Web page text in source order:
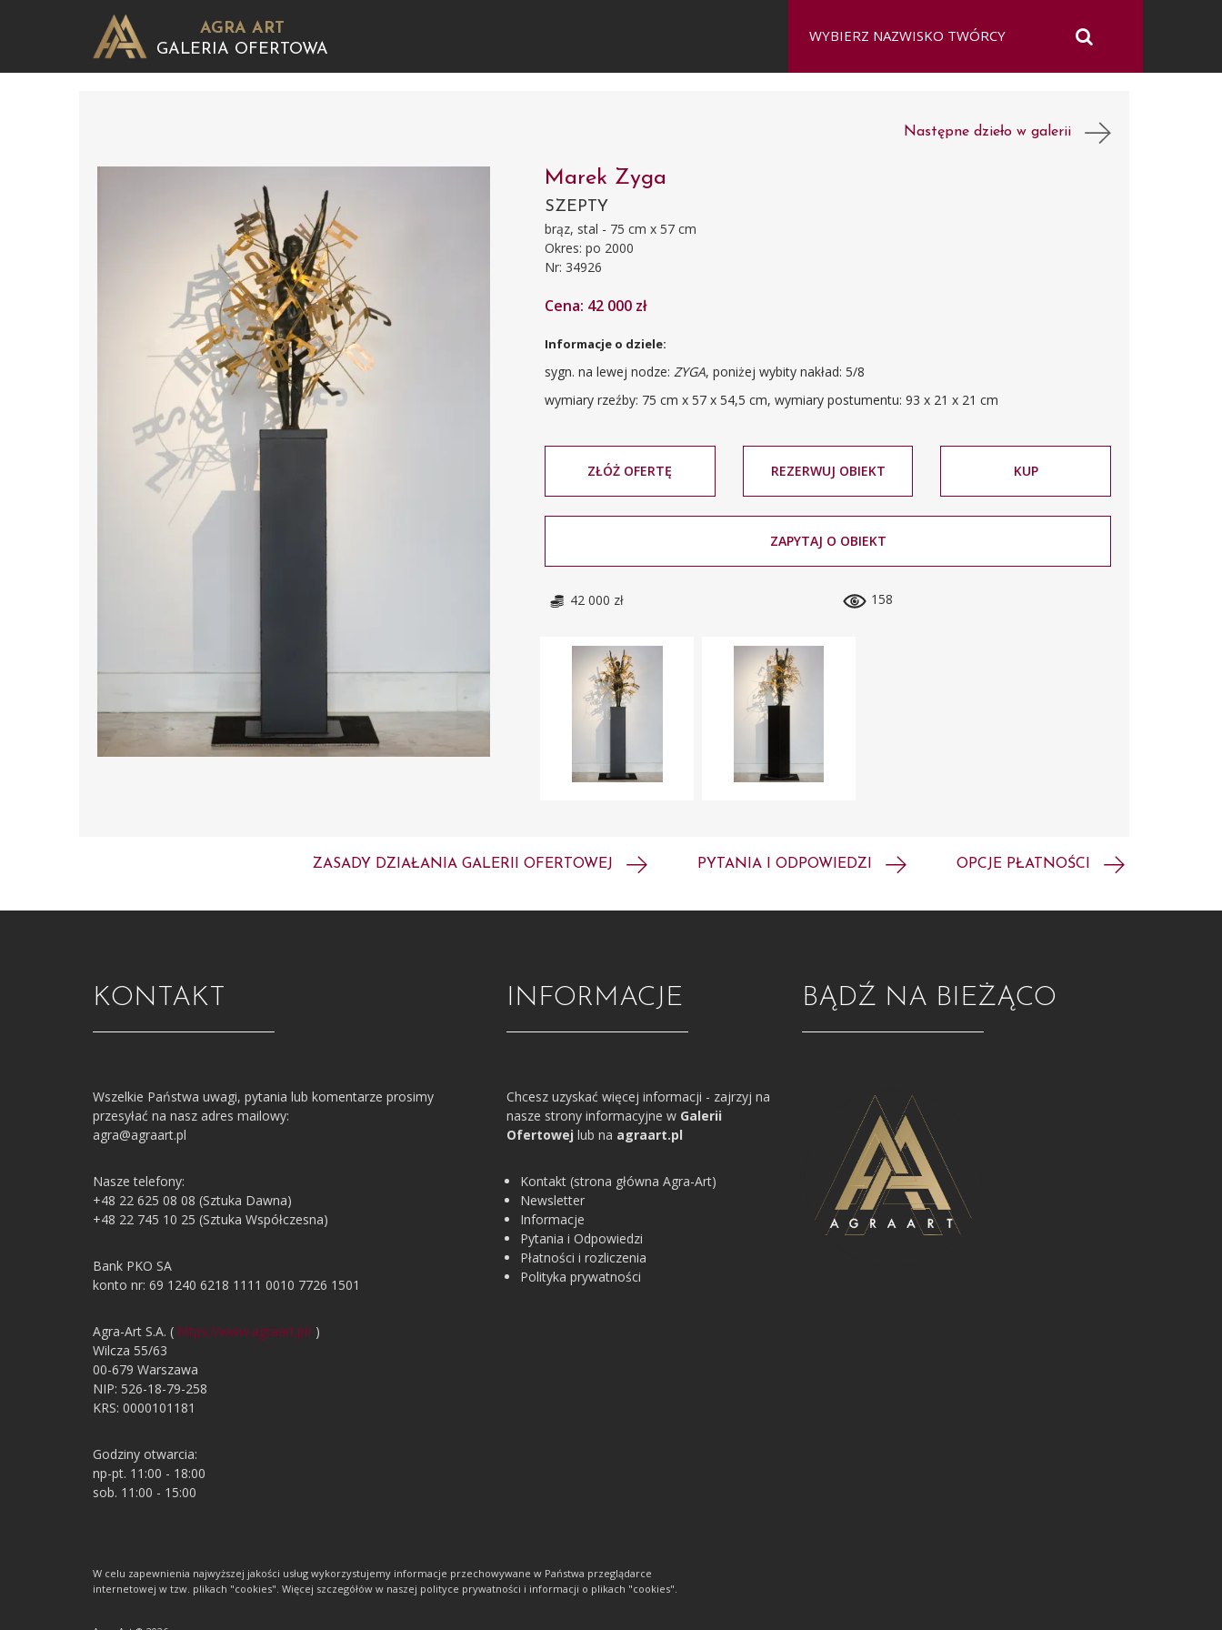
AGRA ART
GALERIA OFERTOWA
Następne dzieło w galerii
Marek Zyga
SZEPTY
brąz, stal - 75 cm x 57 cm
Okres: po 2000
Nr: 34926
Cena: 42 000 zł
Informacje o dziele:
sygn. na lewej nodze:ZYGA, poniżej wybity nakład: 5/8
wymiary rzeźby: 75 cm x 57 x 54,5 cm, wymiary postumentu: 93 x 21 x 21 cm
ZŁÓŻ OFERTĘ REZERWUJ OBIEKT KUP
ZAPYTAJ O OBIEKT
42 000 zł 158
ZASADY DZIAŁANIA GALERII OFERTOWEJ PYTANIA I ODPOWIEDZI OPCJE PŁATNOŚCI
BĄDŹ NA BIEŻĄCO
INFORMACJE
Chcesz uzyskać więcej informacji - zajrzyj na
nasze strony informacyjne w Galerii
Ofertowej lub na agraart.pl
Kontakt (strona główna Agra-Art)
Newsletter
Informacje
Pytania i Odpowiedzi
Płatności i rozliczenia
Polityka prywatności
KONTAKT
Wszelkie Państwa uwagi, pytania lub komentarze prosimy
przesyłać na nasz adres mailowy:
agra@agraart.pl
Nasze telefony:
+48 22 625 08 08 (Sztuka Dawna)
+48 22 745 10 25 (Sztuka Współczesna)
Bank PKO SA
konto nr: 69 1240 6218 1111 0010 7726 1501
Agra-Art S.A. ( https://www.agraart.pl/ )
Wilcza 55/63
00-679 Warszawa
NIP: 526-18-79-258
KRS: 0000101181
Godziny otwarcia:
np-pt. 11:00 - 18:00
sob. 11:00 - 15:00
W celu zapewnienia najwyższej jakości usług wykorzystujemy informacje przechowywane w Państwa przeglądarce
internetowej w tzw. plikach "cookies". Więcej szczegółów w naszej polityce prywatności i informacji o plikach "cookies".